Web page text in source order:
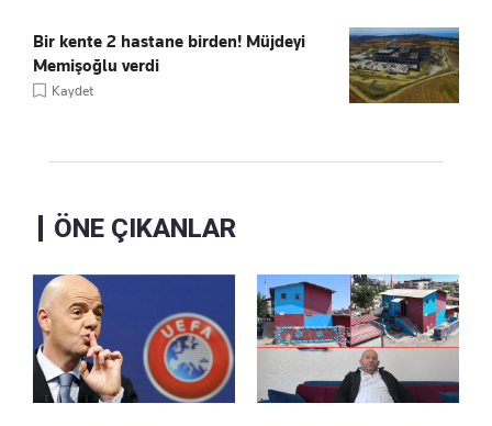
Bir kente 2 hastane birden! Müjdeyi
Memişoğlu verdi
Kaydet
ÖNE ÇIKANLAR